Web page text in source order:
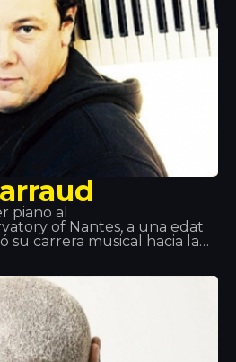
piano al
of Nantes, a una edat
su carrera musical hacia la
Beyoncé, Deep Dish… y
con David Guetta y
encontrar en
LoveParade… y ¡Tropics!